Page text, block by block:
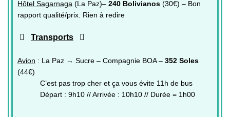
Hôtel Sagarnaga (La Paz)– 240 Bolivianos(30€) – Bon
rapport qualité/prix. Rien à redire
Transports
Avion : La Paz → Sucre – Compagnie BOA – 352 Soles
(44€)
C’est pas trop cher et ça vous évite 11h de bus
Départ : 9h10 // Arrivée : 10h10 // Durée = 1h00